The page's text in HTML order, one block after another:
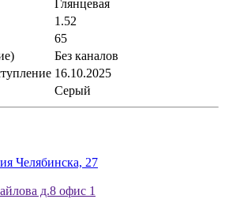
Глянцевая
1.52
65
Без каналов
16.10.2025
Серый
Челябинска, 27
д.8 офис 1